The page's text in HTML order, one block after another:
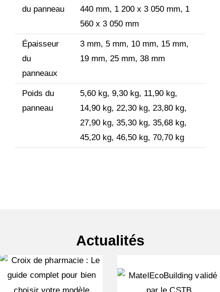
du panneau
440 mm, 1 200 x 3 050 mm, 1
560 x 3 050 mm
Épaisseur
du
panneaux
3 mm, 5 mm, 10 mm, 15 mm,
19 mm, 25 mm, 38 mm
Poids du
panneau
5,60 kg, 9,30 kg, 11,90 kg,
14,90 kg, 22,30 kg, 23,80 kg,
27,90 kg, 35,30 kg, 35,68 kg,
45,20 kg, 46,50 kg, 70,70 kg
Actualités